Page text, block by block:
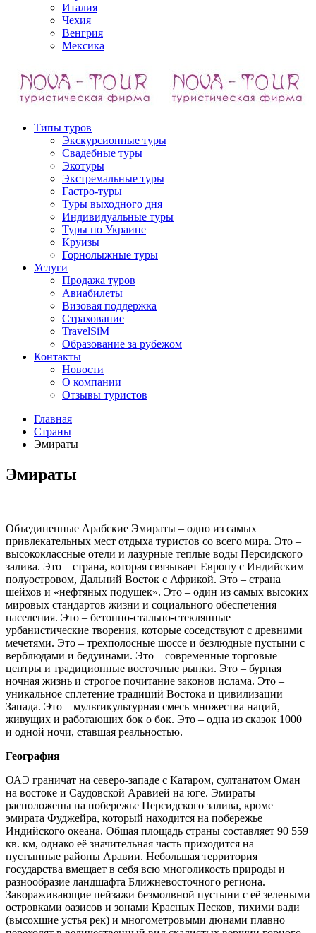
Италия
Чехия
Венгрия
Мексика
Типы туров
Экскурсионные туры
Свадебные туры
Экотуры
Экстремальные туры
Гастро-туры
Туры выходного дня
Индивидуальные туры
Туры по Украине
Круизы
Горнолыжные туры
Услуги
Продажа туров
Авиабилеты
Визовая поддержка
Страхование
TravelSiM
Образование за рубежом
Контакты
Новости
О компании
Отзывы туристов
Главная
Страны
Эмираты
Эмираты
Объединенные Арабские Эмираты – одно из самых
привлекательных мест отдыха туристов со всего мира. Это –
высококлассные отели и лазурные теплые воды Персидского
залива. Это – страна, которая связывает Европу с Индийским
полуостровом, Дальний Восток с Африкой. Это – страна
шейхов и «нефтяных подушек». Это – один из самых высоких
мировых стандартов жизни и социального обеспечения
населения. Это – бетонно-стально-стеклянные
урбанистические творения, которые соседствуют с древними
мечетями. Это – трехполосные шоссе и безлюдные пустыни с
верблюдами и бедуинами. Это – современные торговые
центры и традиционные восточные рынки. Это – бурная
ночная жизнь и строгое почитание законов ислама. Это –
уникальное сплетение традиций Востока и цивилизации
Запада. Это – мультикультурная смесь множества наций,
живущих и работающих бок о бок. Это – одна из сказок 1000
и одной ночи, ставшая реальностью.
География
ОАЭ граничат на северо-западе с Катаром, султанатом Оман
на востоке и Саудовской Аравией на юге. Эмираты
расположены на побережье Персидского залива, кроме
эмирата Фуджейра, который находится на побережье
Индийского океана. Общая площадь страны составляет 90 559
кв. км, однако её значительная часть приходится на
пустынные районы Аравии. Небольшая территория
государства вмещает в себя всю многоликость природы и
разнообразие ландшафта Ближневосточного региона.
Завораживающие пейзажи безмолвной пустыни с её зелеными
островками оазисов и зонами Красных Песков, тихими вади
(высохшие устья рек) и многометровыми дюнами плавно